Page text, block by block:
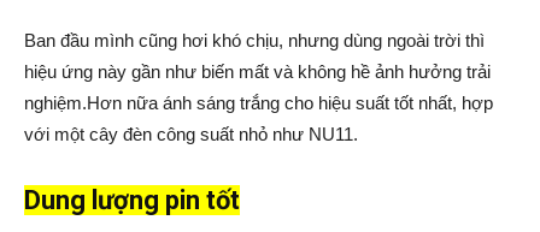
Ban đầu mình cũng hơi khó chịu, nhưng dùng ngoài trời thì
hiệu ứng này gần như biến mất và không hề ảnh hưởng trải
nghiệm.Hơn nữa ánh sáng trắng cho hiệu suất tốt nhất, hợp
với một cây đèn công suất nhỏ như NU11.
Dung lượng pin tốt